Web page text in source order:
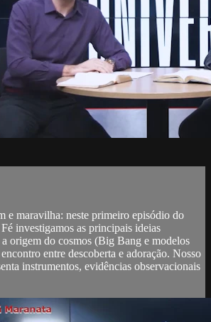
e maravilha: neste primeiro episódio do
investigamos as principais ideias
origem do cosmos (Big Bang e modelos
entre descoberta e adoração. Nosso
instrumentos, evidências observacionais